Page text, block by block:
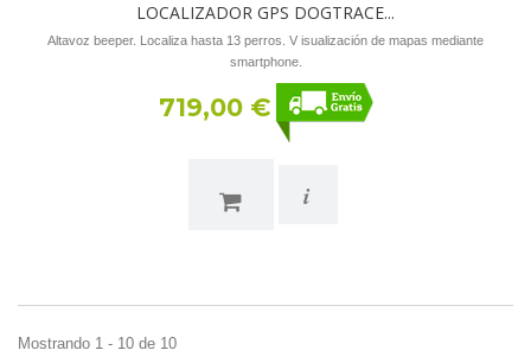
LOCALIZADOR GPS DOGTRACE...
Altavoz beeper. Localiza hasta 13 perros. V isualización de mapas mediante
smartphone.
719,00 €
i
Mostrando 1 - 10 de 10